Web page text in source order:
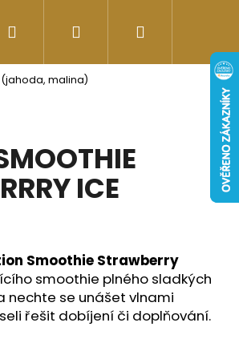
Energy-kofeinové
Přihlášení
(jahoda, malina)
ICE
Smoothie Strawberry
smoothie plného sladkých
nechte se unášet vlnami
řešit dobíjení či doplňování.
Následující